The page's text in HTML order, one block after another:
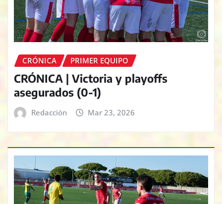
CRÓNICA PRIMER EQUIPO
CRÓNICA | Victoria y playoffs
asegurados (0-1)
Redacción Mar 23, 2026